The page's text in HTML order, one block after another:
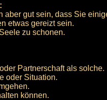
gut sein, dass Sie
etwas gereizt sein.
zu schonen.
Partnerschaft als solche.
oder Situation.
können.